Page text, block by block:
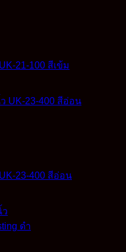
21-100 สีเข้ม
23-400 สีอ่อน